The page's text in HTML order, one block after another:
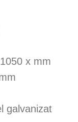
x mm
galvanizat